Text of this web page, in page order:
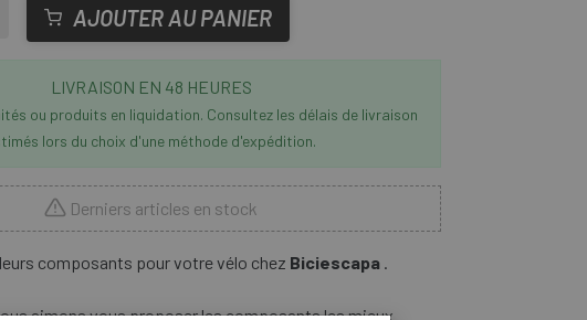
AJOUTER AU PANIER
LIVRAISON EN 48 HEURES
ou produits en liquidation. Consultez les délais de livraison
lors du choix d'une méthode d'expédition.
Derniers articles en stock
composants pour votre vélo chez Biciescapa .
aimons vous proposer les composants les mieux